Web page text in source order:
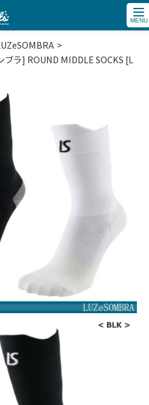
ラ] ROUND MIDDLE SOCKS [L